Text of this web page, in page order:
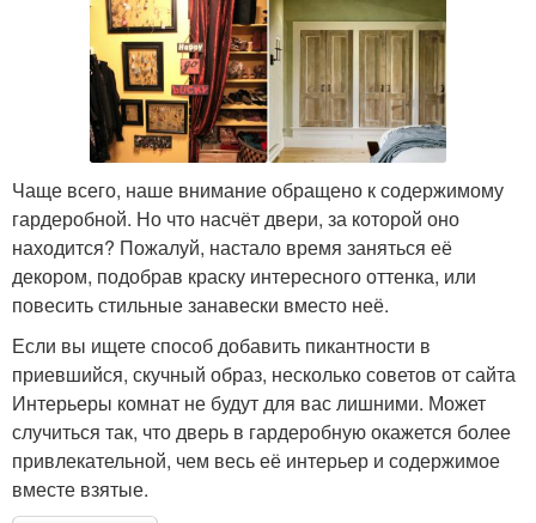
Чаще всего, наше внимание обращено к содержимому
гардеробной. Но что насчёт двери, за которой оно
находится? Пожалуй, настало время заняться её
декором, подобрав краску интересного оттенка, или
повесить стильные занавески вместо неё.
Если вы ищете способ добавить пикантности в
приевшийся, скучный образ, несколько советов от сайта
Интерьеры комнат не будут для вас лишними. Может
случиться так, что дверь в гардеробную окажется более
привлекательной, чем весь её интерьер и содержимое
вместе взятые.